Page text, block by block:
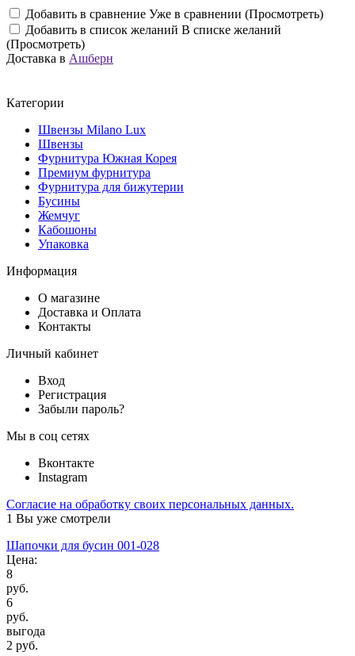
Добавить в сравнение Уже в сравнении (Просмотреть)
Добавить в список желаний В списке желаний
(Просмотреть)
Доставка в Ашберн
Категории
Швензы Milano Lux
Швензы
Фурнитура Южная Корея
Премиум фурнитура
Фурнитура для бижутерии
Бусины
Жемчуг
Кабошоны
Упаковка
Информация
О магазине
Доставка и Оплата
Контакты
Личный кабинет
Вход
Регистрация
Забыли пароль?
Мы в соц сетях
Вконтакте
Instagram
Согласие на обработку своих персональных данных.
1 Вы уже смотрели
Шапочки для бусин 001-028
Цена:
8
руб.
6
руб.
выгода
2 руб.